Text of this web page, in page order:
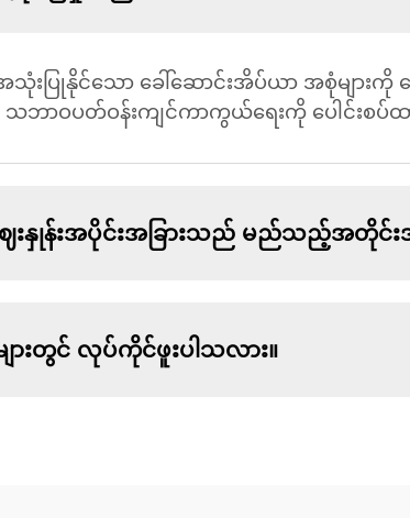
ပြုနိုင်သော ခေါ်ဆောင်းအိပ်ယာ အစုံများကို
ာဝပတ်ဝန်းကျင်ကာကွယ်ရေးကို ပေါင်းစပ်ထ
းနှုန်းအပိုင်းအခြားသည် မည်သည့်အတိုင်း
ားတွင် လုပ်ကိုင်ဖူးပါသလား။